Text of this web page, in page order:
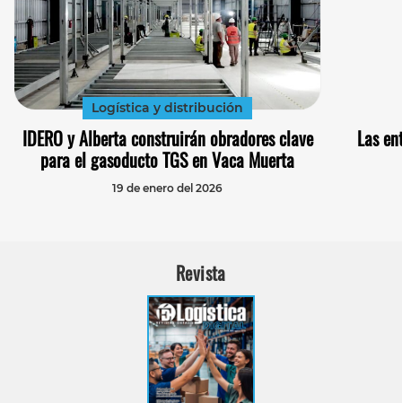
Logística y distribución
IDERO y Alberta construirán obradores clave
para el gasoducto TGS en Vaca Muerta
19 de enero del 2026
Las
Revista